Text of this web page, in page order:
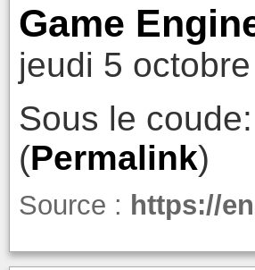
Game
jeudi 5
Sous le
(Permalink)
Source : https://